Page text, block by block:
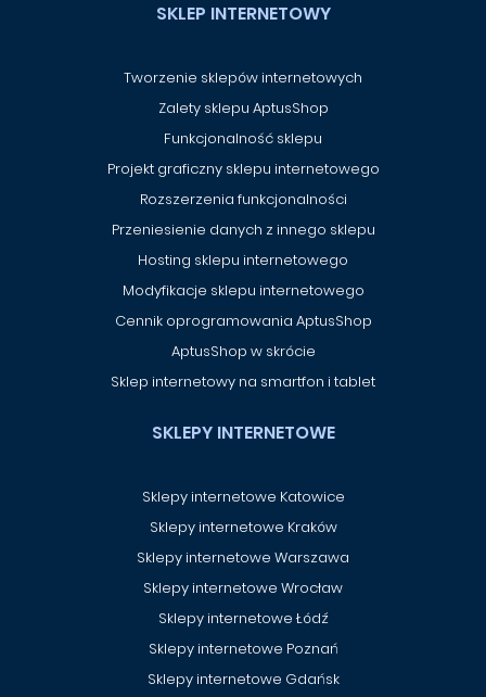
SKLEP INTERNETOWY
Tworzenie sklepów internetowych
Zalety sklepu AptusShop
Funkcjonalność sklepu
Projekt graficzny sklepu internetowego
Rozszerzenia funkcjonalności
Przeniesienie danych z innego sklepu
Hosting sklepu internetowego
Modyfikacje sklepu internetowego
Cennik oprogramowania AptusShop
AptusShop w skrócie
Sklep internetowy na smartfon i tablet
SKLEPY INTERNETOWE
Sklepy internetowe Katowice
Sklepy internetowe Kraków
Sklepy internetowe Warszawa
Sklepy internetowe Wrocław
Sklepy internetowe Łódź
Sklepy internetowe Poznań
Sklepy internetowe Gdańsk